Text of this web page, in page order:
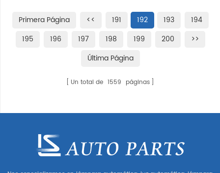
Primera Página << 191 192 193
194
195
196 197 198 199 200
>>
Última Página
Un total de 1559 páginas